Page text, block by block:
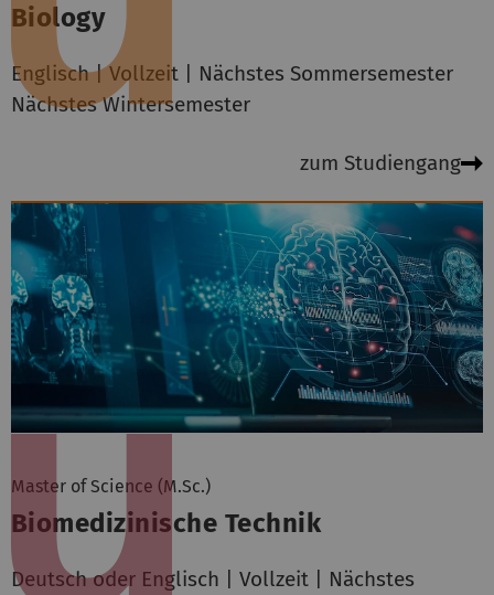
Biology
Englisch | Vollzeit | Nächstes Sommersemester
Nächstes Wintersemester
zum Studiengang
Master of Science (M.Sc.)
Biomedizinische Technik
Deutsch oder Englisch | Vollzeit | Nächstes